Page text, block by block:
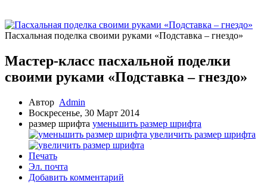
Пасхальная поделка своими руками «Подставка – гнездо»
Мастер-класс пасхальной поделки
своими руками «Подставка – гнездо»
Автор Admin
Воскресенье, 30 Март 2014
размер шрифта уменьшить размер шрифта
увеличить размер шрифта
Печать
Эл. почта
Добавить комментарий